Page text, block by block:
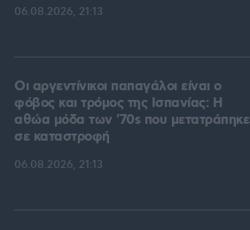
06.08.2026, 21:13
Οι αργεντίνικοι παπαγάλοι είναι ο
φόβος και τρόμος της Ισπανίας: Η
αθώα μόδα των '70s που μετατράπηκε
σε καταστροφή
06.08.2026, 21:13